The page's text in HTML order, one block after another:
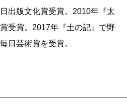
出版文化賞受賞。2010年『太
受賞。2017年『土の記』で野
日芸術賞を受賞。